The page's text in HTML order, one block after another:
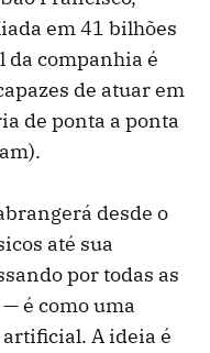
em 41 bilhões
da companhia é
de atuar em
de ponta a ponta
desde o
até sua
por todas as
é como uma
A ideia é